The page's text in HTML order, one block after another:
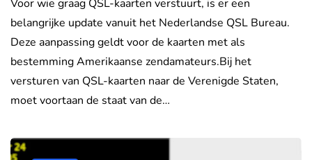
Voor wie graag QSL-kaarten verstuurt, is er een
belangrijke update vanuit het Nederlandse QSL Bureau.
Deze aanpassing geldt voor de kaarten met als
bestemming Amerikaanse zendamateurs.Bij het
versturen van QSL-kaarten naar de Verenigde Staten,
moet voortaan de staat van de…